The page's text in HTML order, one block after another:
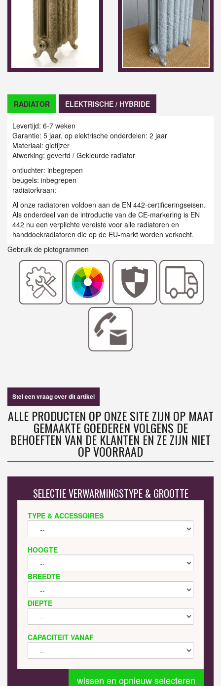
RADIATOR ELEKTRISCHE / HYBRIDE
Levertijd: 6-7 weken
Garantie: 5 jaar, op elektrische onderdelen: 2 jaar
Materiaal: gietijzer
Afwerking: geverfd / Gekleurde radiator
ontluchter: inbegrepen
beugels: inbegrepen
radiatorkraan: -
Al onze radiatoren voldoen aan de EN 442-certificeringseisen.
Als onderdeel van de introductie van de CE-markering is EN
442 nu een verplichte vereiste voor alle radiatoren en
handdoekradiatoren die op de EU-markt worden verkocht.
Gebruik de pictogrammen
Stel een vraag over dit artikel
ALLE PRODUCTEN OP ONZE SITE ZIJN OP MAAT
GEMAAKTE GOEDEREN VOLGENS DE
BEHOEFTEN VAN DE KLANTEN EN ZE ZIJN NIET
OP VOORRAAD
SELECTIE VERWARMINGSTYPE & GROOTTE
TYPE & ACCESSOIRES
HOOGTE
BREEDTE
DIEPTE
CAPACITEIT VANAF
wissen en opnieuw selecteren